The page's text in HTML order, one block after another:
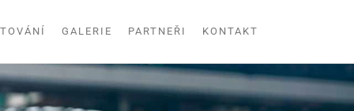
GALERIE PARTNEŘI KONTAKT